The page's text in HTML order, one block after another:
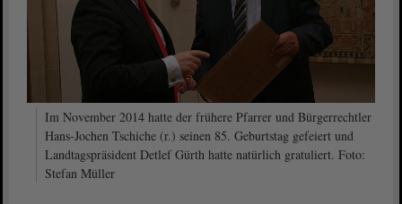
Im November 2014 hatte der frühere Pfarrer und Bürgerrechtler
Hans-Jochen Tschiche (r.) seinen 85. Geburtstag gefeiert und
Landtagspräsident Detlef Gürth hatte natürlich gratuliert. Foto:
Stefan Müller